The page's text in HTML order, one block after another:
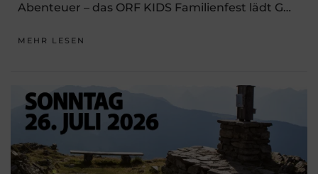
Abenteuer – das ORF KIDS Familienfest lädt G…
MEHR LESEN